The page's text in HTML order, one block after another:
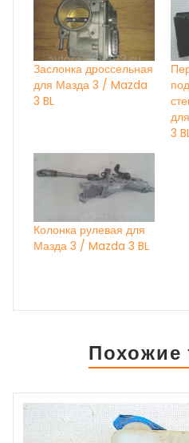
Заслонка дроссельная
для Мазда 3 / Mazda
3 BL
3
Колонка рулевая для
Мазда 3 / Mazda 3 BL
Похожие